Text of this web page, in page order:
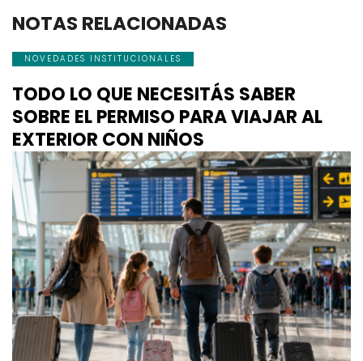
NOTAS RELACIONADAS
NOVEDADES INSTITUCIONALES
TODO LO QUE NECESITÁS SABER
SOBRE EL PERMISO PARA VIAJAR AL
EXTERIOR CON NIÑOS